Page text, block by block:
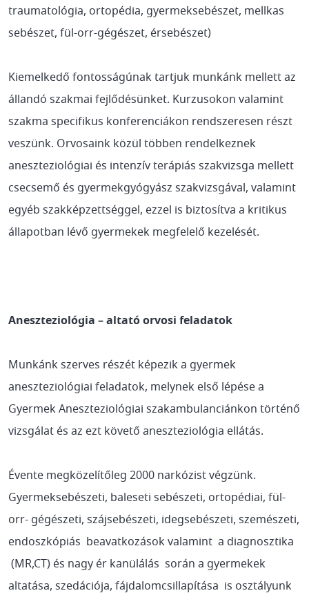
traumatológia, ortopédia, gyermeksebészet, mellkas
sebészet, fül-orr-gégészet, érsebészet)
Kiemelkedő fontosságúnak tartjuk munkánk mellett az
állandó szakmai fejlődésünket. Kurzusokon valamint
szakma specifikus konferenciákon rendszeresen részt
veszünk. Orvosaink közül többen rendelkeznek
aneszteziológiai és intenzív terápiás szakvizsga mellett
csecsemő és gyermekgyógyász szakvizsgával, valamint
egyéb szakképzettséggel, ezzel is biztosítva a kritikus
állapotban lévő gyermekek megfelelő kezelését.
Aneszteziológia – altató orvosi feladatok
Munkánk szerves részét képezik a gyermek
aneszteziológiai feladatok, melynek első lépése a
Gyermek Aneszteziológiai szakambulanciánkon történő
vizsgálat és az ezt követő aneszteziológia ellátás.
Évente megközelítőleg 2000 narkózist végzünk.
Gyermeksebészeti, baleseti sebészeti, ortopédiai, fül-
orr- gégészeti, szájsebészeti, idegsebészeti, szemészeti,
endoszkópiás beavatkozások valamint a diagnosztika
(MR,CT) és nagy ér kanülálás során a gyermekek
altatása, szedációja, fájdalomcsillapítása is osztályunk